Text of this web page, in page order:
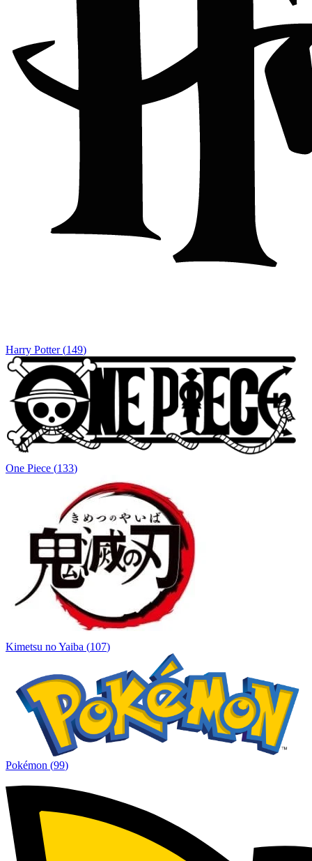
Harry Potter (149)
One Piece (133)
Kimetsu no Yaiba (107)
Pokémon (99)